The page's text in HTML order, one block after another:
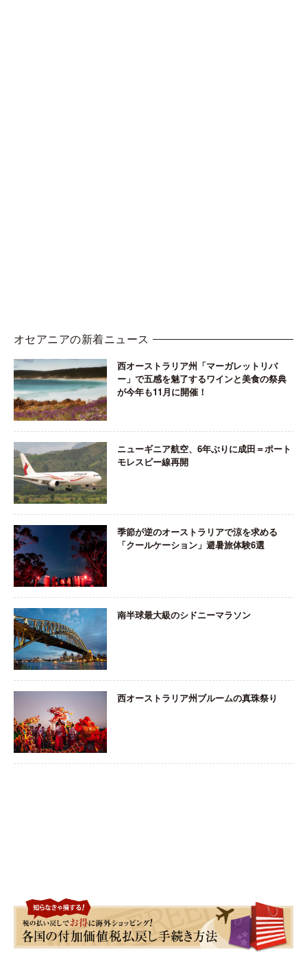
オセアニアの新着ニュース
西オーストラリア州「マーガレットリバ
ー」で五感を魅了するワインと美食の祭典
が今年も11月に開催！
ニューギニア航空、6年ぶりに成田＝ポート
モレスビー線再開
季節が逆のオーストラリアで涼を求める
「クールケーション」避暑旅体験6選
南半球最大級のシドニーマラソン
西オーストラリア州ブルームの真珠祭り